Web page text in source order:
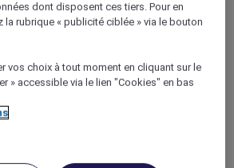
dont disposent ces tiers. Pour en
la rubrique « publicité ciblée » via le bouton
vos choix à tout moment en cliquant sur le
» accessible via le lien "Cookies" en bas